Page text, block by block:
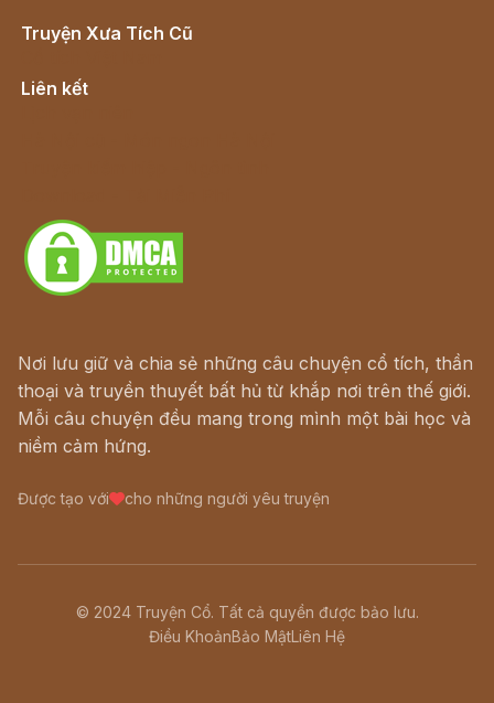
Truyện Xưa Tích Cũ
Liên kết
Nơi lưu giữ và chia sẻ những câu chuyện cổ tích, thần
thoại và truyền thuyết bất hủ từ khắp nơi trên thế giới.
Mỗi câu chuyện đều mang trong mình một bài học và
niềm cảm hứng.
Được tạo với cho những người yêu truyện
© 2024 Truyện Cổ. Tất cả quyền được bảo lưu.
Điều KhoảnBảo MậtLiên Hệ